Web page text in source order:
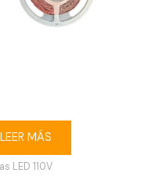
LEER MÁS
LED 110V